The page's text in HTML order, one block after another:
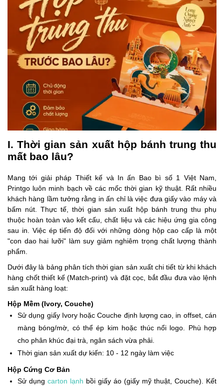
I. Thời gian sản xuất hộp bánh trung thu
mất bao lâu?
Mang tới giải pháp Thiết kế và In ấn Bao bì số 1 Việt Nam,
Printgo luôn minh bạch về các mốc thời gian kỹ thuật. Rất nhiều
khách hàng lầm tưởng rằng in ấn chỉ là việc đưa giấy vào máy và
bấm nút. Thực tế, thời gian sản xuất hộp bánh trung thu phụ
thuộc hoàn toàn vào kết cấu, chất liệu và các hiệu ứng gia công
sau in. Việc ép tiến độ đối với những dòng hộp cao cấp là một
"con dao hai lưỡi" làm suy giảm nghiêm trọng chất lượng thành
phẩm.
Dưới đây là bảng phân tích thời gian sản xuất chi tiết từ khi khách
hàng chốt thiết kế (Match-print) và đặt cọc, bắt đầu đưa vào lệnh
sản xuất hàng loạt:
Hộp Mềm (Ivory, Couche)
Sử dụng giấy Ivory hoặc Couche định lượng cao, in offset, cán
màng bóng/mờ, có thể ép kim hoặc thúc nổi logo. Phù hợp
cho phân khúc đại trà, ngân sách vừa phải.
Thời gian sản xuất dự kiến: 10 - 12 ngày làm việc
Hộp Cứng Cơ Bản
Sử dụng carton lạnh bồi giấy áo (giấy mỹ thuật, Couche). Kết